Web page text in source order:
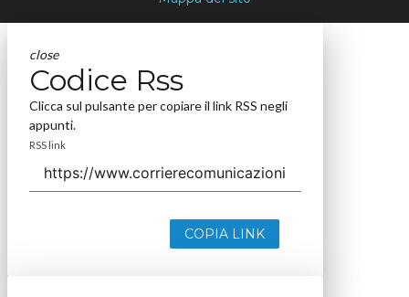
close
Codice Rss
Clicca sul pulsante per copiare il link RSS negli
appunti.
RSS link
COPIA LINK